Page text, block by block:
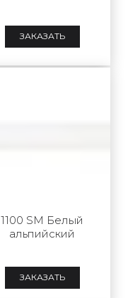
ЗАКАЗАТЬ
1100 SM Белый
альпийский
ЗАКАЗАТЬ